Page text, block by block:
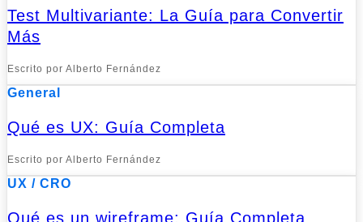
Test Multivariante: La Guía para Convertir
Más
Escrito por Alberto Fernández
General
Qué es UX: Guía Completa
Escrito por Alberto Fernández
UX / CRO
Qué es un wireframe: Guía Completa